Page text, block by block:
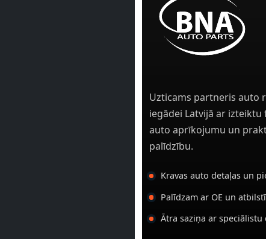
Uzticams partneris auto
iegādei Latvijā ar izteiktu
auto aprīkojumu un
palīdzību.
Kravas auto detaļas un
Palīdzam ar OE un
Ātra saziņa ar speciālistu